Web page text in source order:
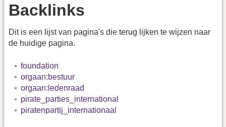
Backlinks
Dit is een lijst van pagina's die terug lijken te wijzen naar
de huidige pagina.
foundation
orgaan:bestuur
orgaan:ledenraad
pirate_parties_international
piratenpartij_internationaal